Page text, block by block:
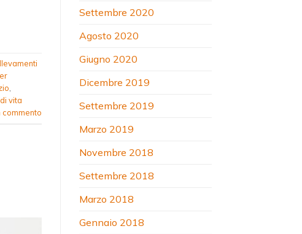
vita
commento
Settembre 2020
Agosto 2020
Giugno 2020
Dicembre 2019
Settembre 2019
Marzo 2019
Novembre 2018
Settembre 2018
Marzo 2018
Gennaio 2018